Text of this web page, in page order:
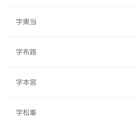
字東当
字布路
字本宮
字松峯